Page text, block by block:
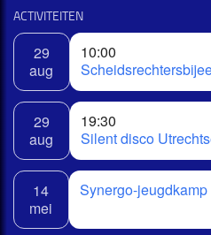
ACTIVITEITEN
29
aug
10:00
29
aug
19:30
Silent disco
14
mei
Synergo-